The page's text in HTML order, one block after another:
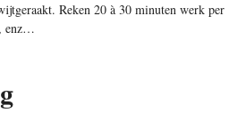
Reken 20 à 30 minuten werk per
enz…